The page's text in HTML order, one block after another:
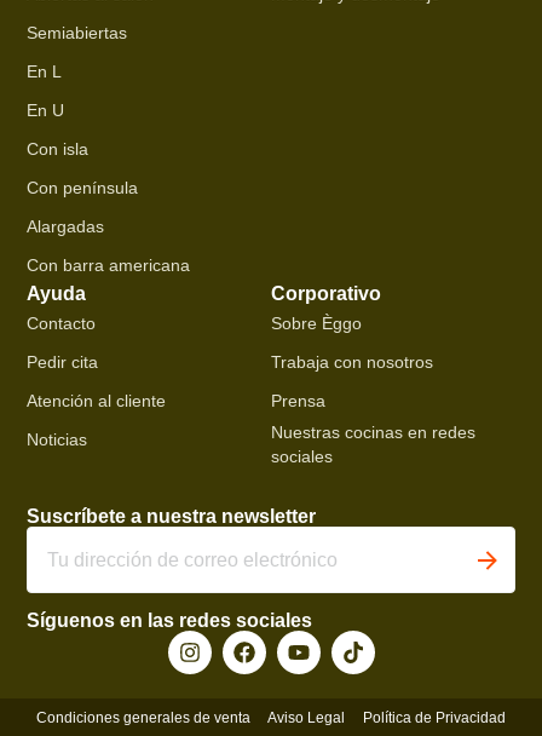
Semiabiertas
En L
En U
Con isla
Con península
Alargadas
Con barra americana
Ayuda
Contacto
Pedir cita
Atención al cliente
Noticias
Corporativo
Sobre Èggo
Trabaja con nosotros
Prensa
Nuestras cocinas en redes
sociales
Suscríbete a nuestra newsletter
Síguenos en las redes sociales
Condiciones generales de venta Aviso Legal Política de Privacidad